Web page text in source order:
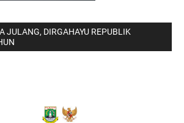
JULANG, DIRGAHAYU REPUBLIK